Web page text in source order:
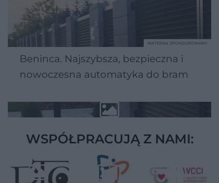
Beninca. Najszybsza, bezpieczna i
nowoczesna automatyka do bram
MATERIAŁ SPONSOROWANY
WSPÓŁPRACUJĄ Z NAMI: